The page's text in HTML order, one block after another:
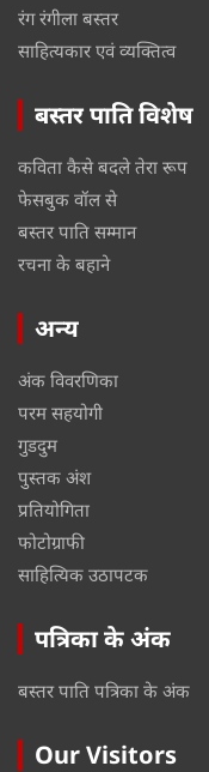
रंग रंगीला बस्तर
साहित्यकार एवं व्यक्तित्व
बस्तर पाति विशेष
कविता कैसे बदले तेरा रूप
फेसबुक वॉल से
बस्तर पाति सम्मान
रचना के बहाने
अन्य
अंक विवरणिका
परम सहयोगी
गुडदुम
पुस्तक अंश
प्रतियोगिता
फोटोग्राफी
साहित्यिक उठापटक
पत्रिका के अंक
बस्तर पाति पत्रिका के अंक
Our Visitors